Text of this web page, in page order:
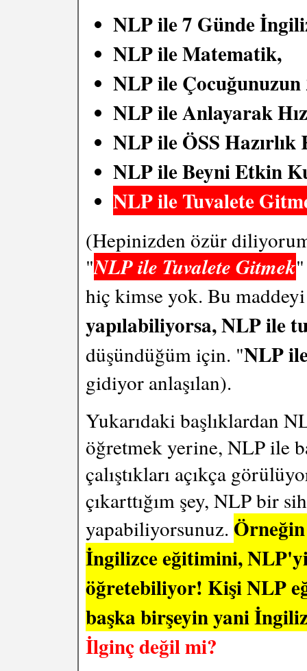
NLP ile 7 Günde
NLP ile Matematik,
NLP ile Çocuğunuzun
NLP ile Anlayarak
NLP ile ÖSS Hazırlık
NLP ile Beyni Etkin
NLP ile Tuvalete
(Hepinizden özür
"NLP ile Tuvalete Gitmek
hiç kimse yok. Bu
yapılabiliyorsa, NLP ile
düşündüğüm için. "NLP
gidiyor anlaşılan).
Yukarıdaki başlıklardan
öğretmek yerine, NLP ile
çalıştıkları açıkça
çıkarttığım şey, NLP bir
yapabiliyorsunuz.
İngilizce eğitimini,
öğretebiliyor! Kişi NLP
başka birşeyin yani
İlginç değil mi?